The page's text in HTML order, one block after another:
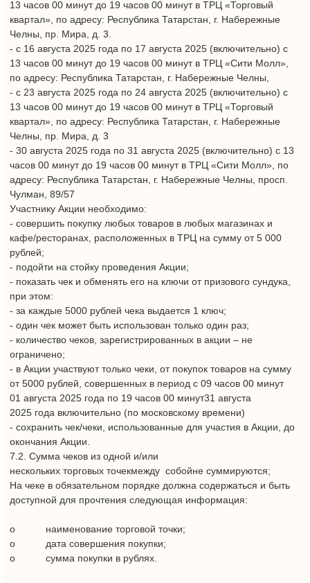
8.6. Претензии относительно качества приза/подарка должны
предъявляться непосредственно производителю приза/
подарка. Целостность и функциональная пригодность приза
должна проверяться Участником Акции непосредственно при
получении приза. Организатор Акции не несет
ответственности за любые повреждения приза, возникшие
9. Прочие условия.
9.1. Принимая участие в Акции, Участник Акции, действуя по
своей воле и в своем интересе, даёт согласие Организатору
Акции на обработку своих персональных данных. Согласие
персональными данными: сбор, запись, систематизация,
накопление, хранение, уточнение (обновление, изменение),
использование, распространение в случаях и в объёме,
предусмотренных законодательством Российской Федерации
и настоящими Правилами, обезличивание, блокирование,
уничтожение персональных данных. В случае отзыва
персональных данных Участник автоматически прекращает
свое участие в Акции, и Организатор Акции не несет
ответственность, если неисполнение им обязанностей,
предусмотренных настоящими Правилами, произошло
вследствие уничтожения персональных данных Участника
Акции в результате отзыва Участником Акции своего согласия
9.2. К персональным данным Участника Акции обработка
которых будет осуществляться Организатором Акции
являются: фамилия, имя, отчество, дата рождения, номер
мобильного телефона, e-mail.
9.3. Персональные данные, указанные выше, получаются и
обрабатываются Организатором Акции исключительно в
направления Участникам сообщений о получении приза,
общения с Участниками в рамках акции, обязанностей по
подаче документации в налоговый орган и формирования
отчетности по формам 2НДФЛ и 6НДФЛ.
9.4. Персональные данные не распространяются и не
предоставляются третьим лицам для целей не связанных с
данных.
9.5. Организатор Акции осуществляет обработку
соответствии с принципами и правилами, установленными
ФЗ от 27.07.2006 № 152-ФЗ «О персональных
данных».
срока, месте и порядке их получения осуществляется путем
Интернет-сайте https://tkmall.ru/ или иными способами по
выбору Организатора Акции.